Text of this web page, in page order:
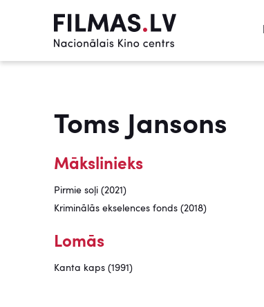
Toms Jansons
Mākslinieks
Pirmie soļi (2021)
Kriminālās ekselences fonds (2018)
Lomās
Kanta kaps (1991)